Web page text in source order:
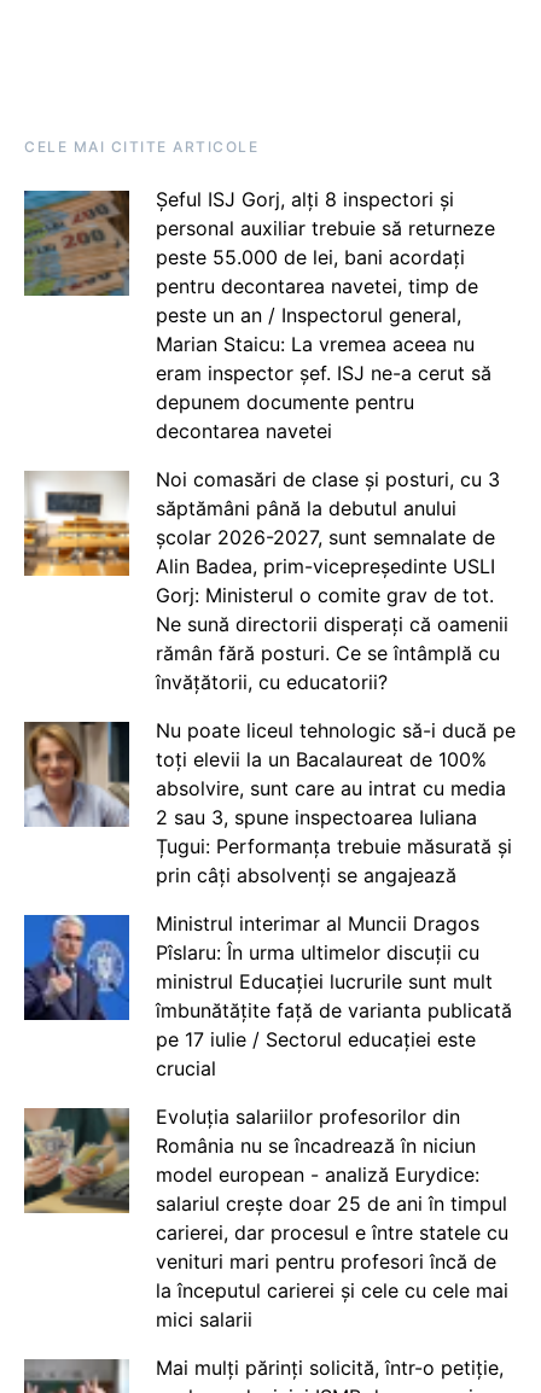
CELE MAI CITITE ARTICOLE
Șeful ISJ Gorj, alți 8 inspectori și
personal auxiliar trebuie să returneze
peste 55.000 de lei, bani acordați
pentru decontarea navetei, timp de
peste un an / Inspectorul general,
Marian Staicu: La vremea aceea nu
eram inspector șef. ISJ ne-a cerut să
depunem documente pentru
decontarea navetei
Noi comasări de clase și posturi, cu 3
săptămâni până la debutul anului
școlar 2026-2027, sunt semnalate de
Alin Badea, prim-vicepreședinte USLI
Gorj: Ministerul o comite grav de tot.
Ne sună directorii disperați că oamenii
rămân fără posturi. Ce se întâmplă cu
învățătorii, cu educatorii?
Nu poate liceul tehnologic să-i ducă pe
toți elevii la un Bacalaureat de 100%
absolvire, sunt care au intrat cu media
2 sau 3, spune inspectoarea Iuliana
Țugui: Performanța trebuie măsurată și
prin câți absolvenți se angajează
Ministrul interimar al Muncii Dragos
Pîslaru: În urma ultimelor discuții cu
ministrul Educației lucrurile sunt mult
îmbunătățite față de varianta publicată
pe 17 iulie / Sectorul educației este
crucial
Evoluția salariilor profesorilor din
România nu se încadrează în niciun
model european - analiză Eurydice:
salariul crește doar 25 de ani în timpul
carierei, dar procesul e între statele cu
venituri mari pentru profesori încă de
la începutul carierei și cele cu cele mai
mici salarii
Mai mulți părinți solicită, într-o petiție,